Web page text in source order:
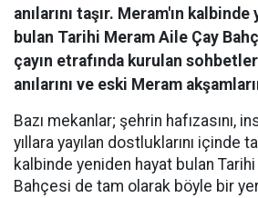
anılarını taşır. Meram'ın
bulan Tarihi Meram Aile Çay
çayın etrafında kurulan
anılarını ve eski Meram
Bazı mekanlar; şehrin hafızasını,
yıllara yayılan dostluklarını içinde
kalbinde yeniden hayat bulan
Bahçesi de tam olarak böyle bir